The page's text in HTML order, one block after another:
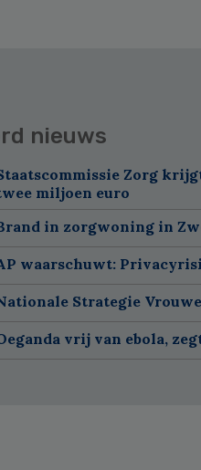
nieuws
Zorg
miljoen euro
in zorgwoning in
waarschuwt:
Strategie
vrij van ebola,